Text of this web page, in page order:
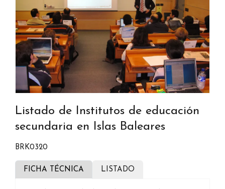
Listado de Institutos de educación
secundaria en Islas Baleares
BRK0320
FICHA TÉCNICA LISTADO